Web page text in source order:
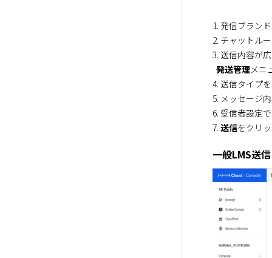
1. 発信ブラン
2. チャットル
3. 送信内容が
発送管理 メニ
4. 送信タイプを
5. メッセージ
6. 受信者設定
7. 送信をクリ
一般LMS送信